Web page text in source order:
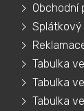
Obchodní
Splátkový
Tabulka
Tabulka
Tabulka